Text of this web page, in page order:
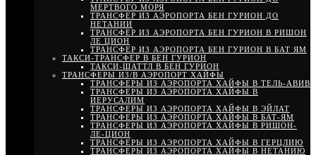
МЕРТВОГО МОРЯ
ТРАНСФЕР ИЗ АЭРОПОРТА БЕН ГУРИОН ДО
НЕТАНИИ
ТРАНСФЕР ИЗ АЭРОПОРТА БЕН ГУРИОН В РИШОН
ЛЕ ЦИОН
ТРАНСФЕР ИЗ АЭРОПОРТА БЕН ГУРИОН В БАТ ЯМ
ТАКСИ-ТРАНСФЕР В БЕН ГУРИОН
ТАКСИ-ШАТТЛ В БЕН ГУРИОН
ТРАНСФЕРЫ ИЗ/В АЭРОПОРТ ХАЙФЫ
ТРАНСФЕРЫ ИЗ АЭРОПОРТА ХАЙФЫ В ТЕЛЬ-АВИВ
ТРАНСФЕРЫ ИЗ АЭРОПОРТА ХАЙФЫ В
ИЕРУСАЛИМ
ТРАНСФЕРЫ ИЗ АЭРОПОРТА ХАЙФЫ В ЭЙЛАТ
ТРАНСФЕРЫ ИЗ АЭРОПОРТА ХАЙФЫ В БАТ-ЯМ
ТРАНСФЕРЫ ИЗ АЭРОПОРТА ХАЙФЫ В РИШОН-
ЛЕ-ЦИОН
ТРАНСФЕРЫ ИЗ АЭРОПОРТА ХАЙФЫ В ГЕРЦЛИЮ
ТРАНСФЕРЫ ИЗ АЭРОПОРТА ХАЙФЫ В НЕТАНИЮ